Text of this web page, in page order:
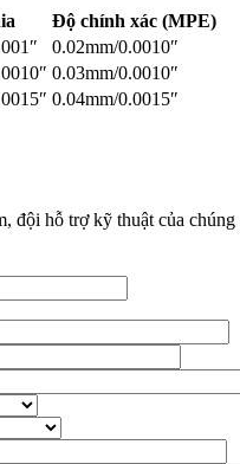
Độ chính xác (MPE)
0.02mm/0.0010″
0.03mm/0.0010″
0.04mm/0.0015″
đội hỗ trợ kỹ thuật của